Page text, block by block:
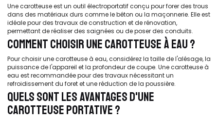
Une carotteuse est un outil électroportatif conçu pour forer des trous
dans des matériaux durs comme le béton ou la maçonnerie. Elle est
idéale pour des travaux de construction et de rénovation,
permettant de réaliser des saignées ou de poser des conduits.
COMMENT CHOISIR UNE CAROTTEUSE À EAU ?
Pour choisir une carotteuse à eau, considérez la taille de l'alésage, la
puissance de l'appareil et la profondeur de coupe. Une carotteuse à
eau est recommandée pour des travaux nécessitant un
refroidissement du foret et une réduction de la poussière.
QUELS SONT LES AVANTAGES D'UNE
CAROTTEUSE PORTATIVE ?